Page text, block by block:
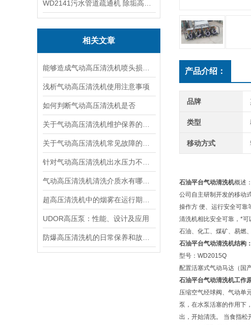
相关文章
浅析气动高压清洗机使用注意事项
如何判断气动高压清洗机是否
UDOR高压泵：性能、设计及应用
产品介绍：
品牌
类型
移动方式
石油平台气动清洗机概述：
公司自主研制开发的移动
操作方 便、运行安全可靠
清洗机相比安全可靠，*
石油、化工、煤矿、易燃
石油平台气动清洗机结构：
型号：WD2015Q
配置活塞式气动马达（国
石油平台气动清洗机工作
压缩空气经球阀、气动单
泵，在水泵活塞的作用下
出，开始清洗。 当食指松